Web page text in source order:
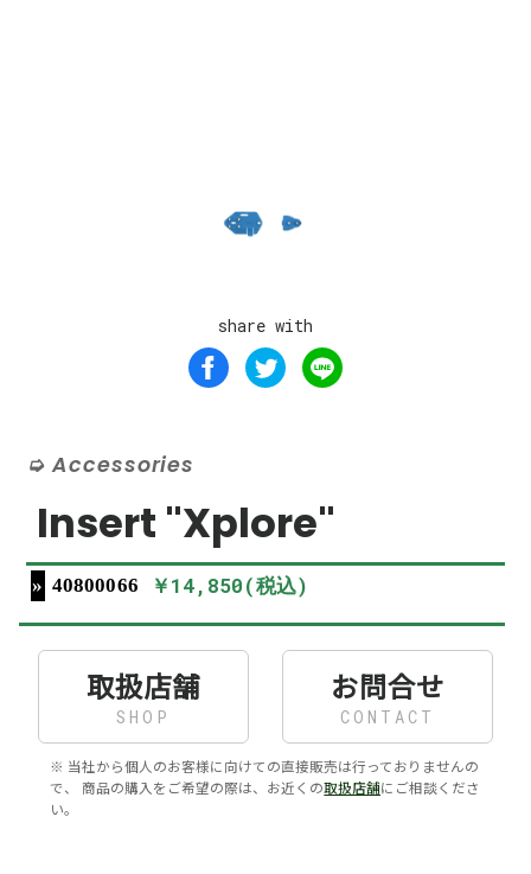
share with
Accessories
Insert "Xplore"
40800066 ￥14,850(税込)
取扱店舗
SHOP
お問合せ
CONTACT
※ 当社から個人のお客様に向けての直接販売は行っておりませんの
で、 商品の購入をご希望の際は、お近くの取扱店舗にご相談くださ
い。